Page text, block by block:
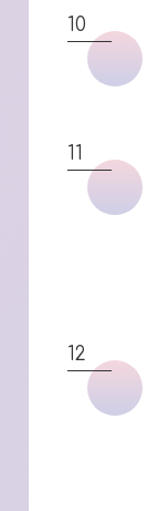
10
11
12